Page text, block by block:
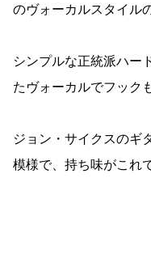
のヴォーカルスタイル
シンプルな正統派ハー
たヴォーカルでフック
ジョン・サイクスのギ
模様で、持ち味がこれ